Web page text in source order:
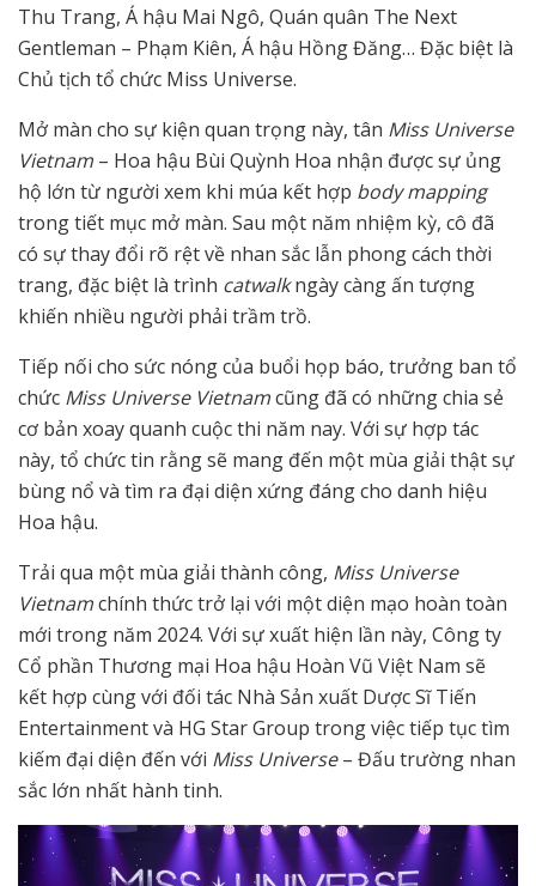
Thu Trang, Á hậu Mai Ngô, Quán quân The Next
Gentleman – Phạm Kiên, Á hậu Hồng Đăng… Đặc biệt là
Chủ tịch tổ chức Miss Universe.
Mở màn cho sự kiện quan trọng này, tân Miss Universe
Vietnam – Hoa hậu Bùi Quỳnh Hoa nhận được sự ủng
hộ lớn từ người xem khi múa kết hợp body mapping
trong tiết mục mở màn. Sau một năm nhiệm kỳ, cô đã
có sự thay đổi rõ rệt về nhan sắc lẫn phong cách thời
trang, đặc biệt là trình catwalkngày càng ấn tượng
khiến nhiều người phải trầm trồ.
Tiếp nối cho sức nóng của buổi họp báo, trưởng ban tổ
chức Miss Universe Vietnamcũng đã có những chia sẻ
cơ bản xoay quanh cuộc thi năm nay. Với sự hợp tác
này, tổ chức tin rằng sẽ mang đến một mùa giải thật sự
bùng nổ và tìm ra đại diện xứng đáng cho danh hiệu
Hoa hậu.
Trải qua một mùa giải thành công, Miss Universe
Vietnamchính thức trở lại với một diện mạo hoàn toàn
mới trong năm 2024. Với sự xuất hiện lần này, Công ty
Cổ phần Thương mại Hoa hậu Hoàn Vũ Việt Nam sẽ
kết hợp cùng với đối tác Nhà Sản xuất Dược Sĩ Tiến
Entertainment và HG Star Group trong việc tiếp tục tìm
kiếm đại diện đến với Miss Universe– Đấu trường nhan
sắc lớn nhất hành tinh.